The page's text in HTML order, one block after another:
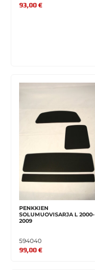
93,00 €
PENKKIEN
SOLUMUOVISARJA L 2000-
2009
594040
99,00 €